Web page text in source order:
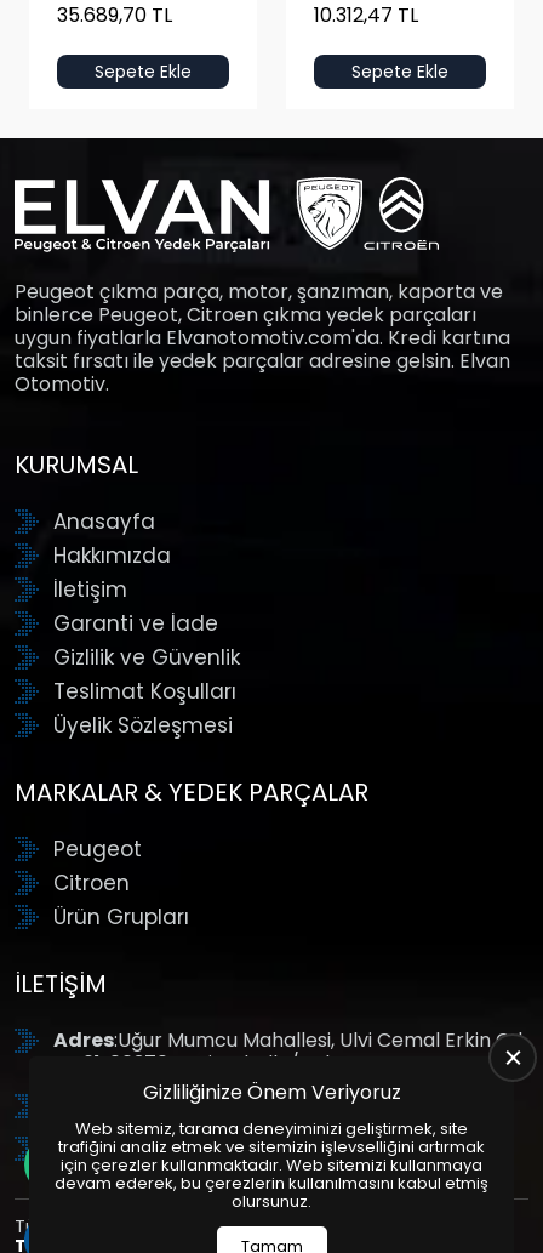
35.689,70 TL
Sepete Ekle
10.312,47 TL
Sepete Ekle
Peugeot çıkma parça, motor, şanzıman, kaporta ve
binlerce Peugeot, Citroen çıkma yedek parçaları
uygun fiyatlarla Elvanotomotiv.com'da. Kredi kartına
taksit fırsatı ile yedek parçalar adresine gelsin. Elvan
Otomotiv.
KURUMSAL
Anasayfa
Hakkımızda
İletişim
Garanti ve İade
Gizlilik ve Güvenlik
Teslimat Koşulları
Üyelik Sözleşmesi
MARKALAR & YEDEK PARÇALAR
Peugeot
Citroen
Ürün Grupları
İLETIŞIM
Adres:Uğur Mumcu Mahallesi, Ulvi Cemal Erkin Cd.
No:61, 06370 Yenimahalle/Ankara
: +90 (312) 354 8888
GSM: +90 (532) 343 4085
Tüm Hakları Saklıdır. | Bu site Us Yazılım
Tasarım
Paketleri ile Hazırlanmıştır. © 2025
Gizliliğinize Önem Veriyoruz
Web sitemiz, tarama deneyiminizi geliştirmek, site
trafiğini analiz etmek ve sitemizin işlevselliğini artırmak
için çerezler kullanmaktadır. Web sitemizi kullanmaya
devam ederek, bu çerezlerin kullanılmasını kabul etmiş
olursunuz.
Tamam